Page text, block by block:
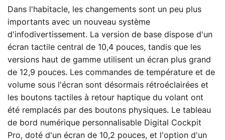
Dans l'habitacle, les changements sont un peu plus
importants avec un nouveau système
d'infodivertissement. La version de base dispose d'un
écran tactile central de 10,4 pouces, tandis que les
versions haut de gamme utilisent un écran plus grand
de 12,9 pouces. Les commandes de température et de
volume sous l'écran sont désormais rétroéclairées et
les boutons tactiles à retour haptique du volant ont
été remplacés par des boutons physiques. Le tableau
de bord numérique personnalisable Digital Cockpit
Pro, doté d'un écran de 10,2 pouces, et l'option d'un